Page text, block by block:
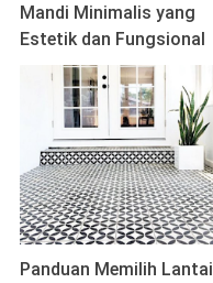
Mandi Minimalis yang
Estetik dan Fungsional
Panduan Memilih Lantai